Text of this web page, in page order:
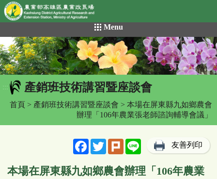
網頁置頂
到
主
要
內
容
區
Menu
::: 產銷班技術講習暨座談會
首頁 > 產銷班技術講習暨座談會 > 本場在屏東縣九如鄉農會
辦理「106年農業張老師諮詢輔導會議」
FacebookTwitterPlurk Line 友善列印
本場在屏東縣九如鄉農會辦理「106年農業